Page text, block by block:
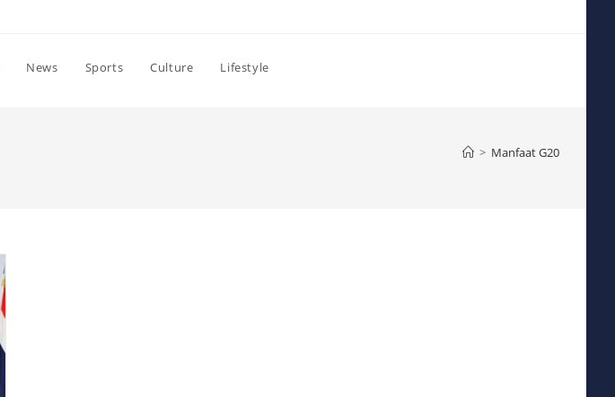
News Sports Culture Lifestyle
> Manfaat G20